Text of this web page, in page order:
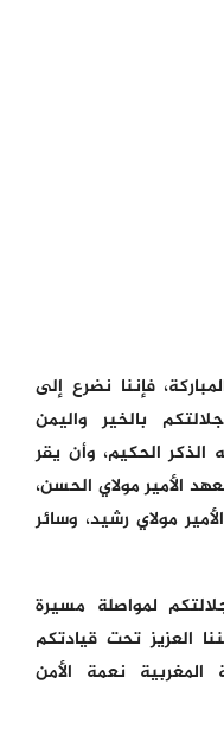
فإننا نضرع إلى
بالخير واليمن
الحكيم، وأن يقر
الأمير مولاي الحسن،
مولاي رشيد، وسائر
لمواصلة مسيرة
العزيز تحت قيادتكم
نعمة الأمن